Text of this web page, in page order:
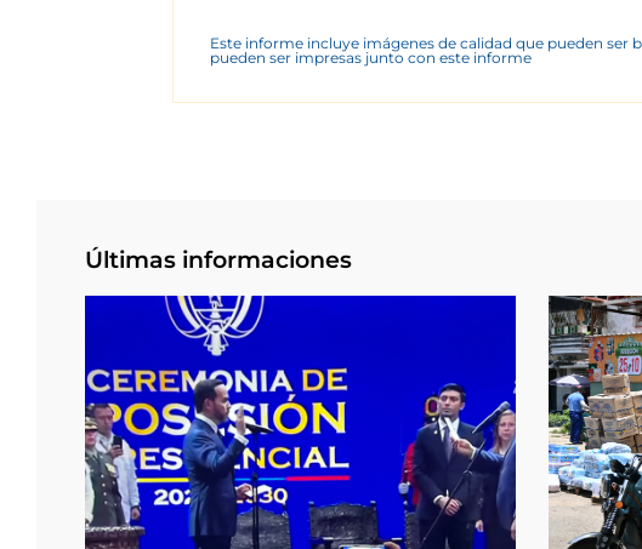
Este informe incluye imágenes de calidad que pueden ser
pueden ser impresas junto con este informe
Últimas informaciones